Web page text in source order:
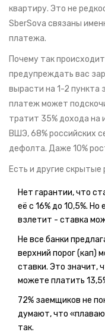
квартиру. Это не
SberSova связаны
платежа.
Почему так
предупреждать вас
вырасти на 1-2 пункта
платеж может
тратит 35% дохода на
ВШЭ, 68% российских
дефолта. Даже 10%
Есть и другие скрытые
Нет гарантии, что
её с 16% до 10,5%.
взлетит - ставка
Не все банки
верхний порог (кап)
ставки. Это значит,
можете платить
72% заемщиков не
думают, что
так.